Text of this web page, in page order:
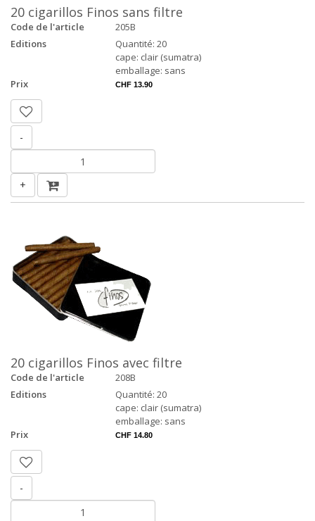
20 cigarillos Finos sans filtre
Code de l'article
205B
Editions
Quantité: 20
cape: clair (sumatra)
emballage: sans
Prix
CHF 13.90
-
+
20 cigarillos Finos avec filtre
Code de l'article
208B
Editions
Quantité: 20
cape: clair (sumatra)
emballage: sans
Prix
CHF 14.80
-